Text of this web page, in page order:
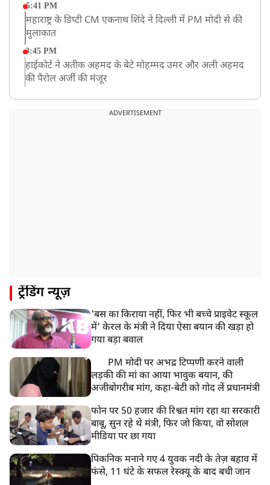
5:41 PM
महाराष्ट्र के डिप्टी CM एकनाथ शिंदे ने दिल्ली में PM मोदी से की
मुलाकात
3:45 PM
हाईकोर्ट ने अतीक अहमद के बेटे मोहम्मद उमर और अली अहमद
की पैरोल अर्जी की मंजूर
CM योगी का सपा पर हमला, कहा- वोट बैंक की राजनीति ने
UP: लखनऊ में चलती कार में लगी आग, युवक की जिंदा जलकर
ADVERTISEMENT
ट्रेंडिंग न्यूज़
'बस का किराया नहीं, फिर भी बच्चे प्राइवेट स्कूल
में' केरल के मंत्री ने दिया ऐसा बयान की खड़ा हो
गया बड़ा बवाल
PM मोदी पर अभद्र टिप्पणी करने वाली
लड़की की मां का आया भावुक बयान, की
अजीबोगरीब मांग, कहा-बेटी को गोद लें प्रधानमंत्री
फोन पर 50 हजार की रिश्वत मांग रहा था सरकारी
बाबू, सुन रहे थे मंत्री, फिर जो किया, वो सोशल
मीडिया पर छा गया
पिकनिक मनाने गए 4 युवक नदी के तेज़ बहाव में
फंसे, 11 घंटे के सफल रेस्क्यू के बाद बची जान